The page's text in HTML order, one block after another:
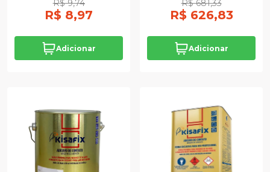
R$ 9,74
R$ 8,97
Adicionar
R$ 681,33
R$ 626,83
Adicionar